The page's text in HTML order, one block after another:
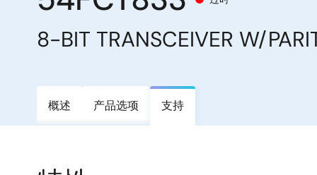
包
屑
8-BIT TRANSCEIVER W/
概述 产品选项 支持